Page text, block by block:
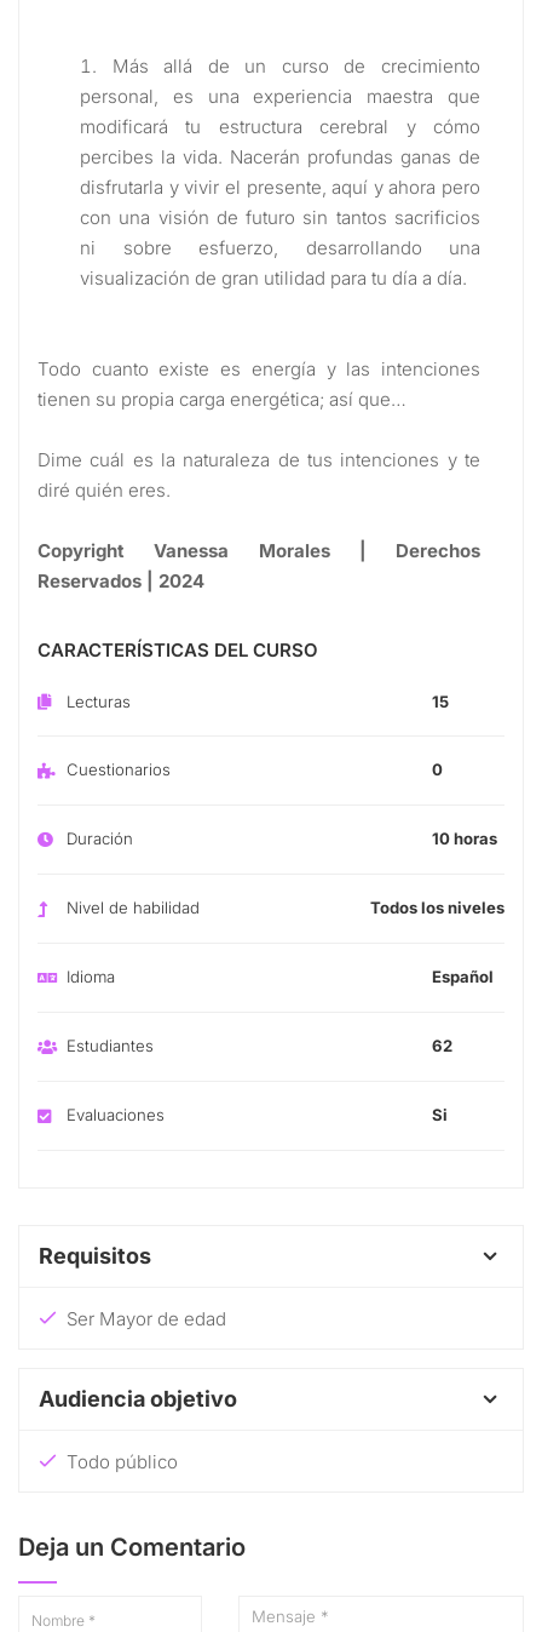
Más allá de un curso de crecimiento
personal, es una experiencia maestra que
modificará tu estructura cerebral y cómo
percibes la vida. Nacerán profundas ganas de
disfrutarla y vivir el presente, aquí y ahora pero
con una visión de futuro sin tantos sacrificios
ni sobre esfuerzo, desarrollando una
visualización de gran utilidad para tu día a día.
Todo cuanto existe es energía y las intenciones
tienen su propia carga energética; así que…
Dime cuál es la naturaleza de tus intenciones y te
diré quién eres.
CopyrightVanessa Morales | Derechos
Reservados | 2024
CARACTERÍSTICAS DEL CURSO
Lecturas 15
Cuestionarios 0
Duración 10 horas
Nivel de habilidad Todos los niveles
Idioma Español
Estudiantes 62
Evaluaciones Si
Requisitos
Ser Mayor de edad
Audiencia objetivo
Todo público
Deja un Comentario